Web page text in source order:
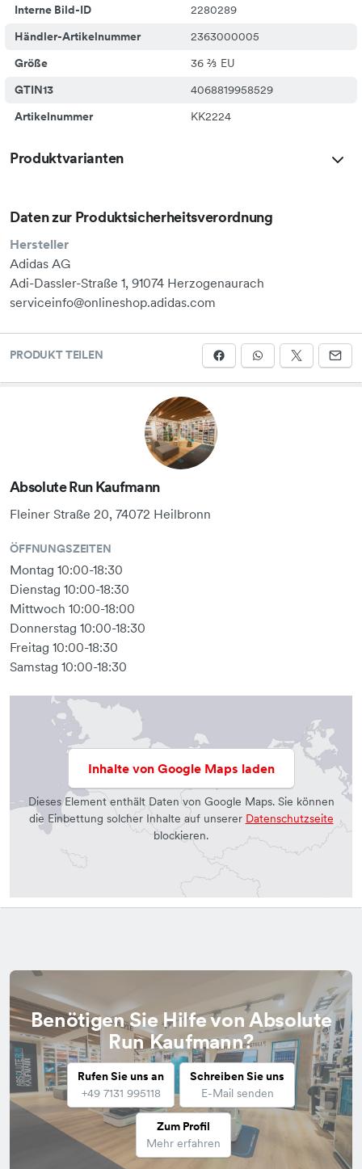
Interne Bild-ID
2280289
Händler-Artikelnummer
2363000005
Größe
36 ⅔ EU
GTIN13
4068819958529
Artikelnummer
KK2224
Produktvarianten
Daten zur Produktsicherheitsverordnung
Hersteller
Adidas AG
Adi-Dassler-Straße 1, 91074 Herzogenaurach
serviceinfo@onlineshop.adidas.com
PRODUKT TEILEN
Absolute Run Kaufmann
Fleiner Straße 20, 74072 Heilbronn
ÖFFNUNGSZEITEN
Montag 10:00-18:30
Dienstag 10:00-18:30
Mittwoch 10:00-18:00
Donnerstag 10:00-18:30
Freitag 10:00-18:30
Samstag 10:00-18:30
Inhalte von Google Maps laden
Dieses Element enthält Daten von Google Maps. Sie können
die Einbettung solcher Inhalte auf unserer Datenschutzseite
blockieren.
Benötigen Sie Hilfe von Absolute
Run Kaufmann?
Rufen Sie uns an
+49 7131 995118
Schreiben Sie uns
E-Mail senden
Zum Profil
Mehr erfahren